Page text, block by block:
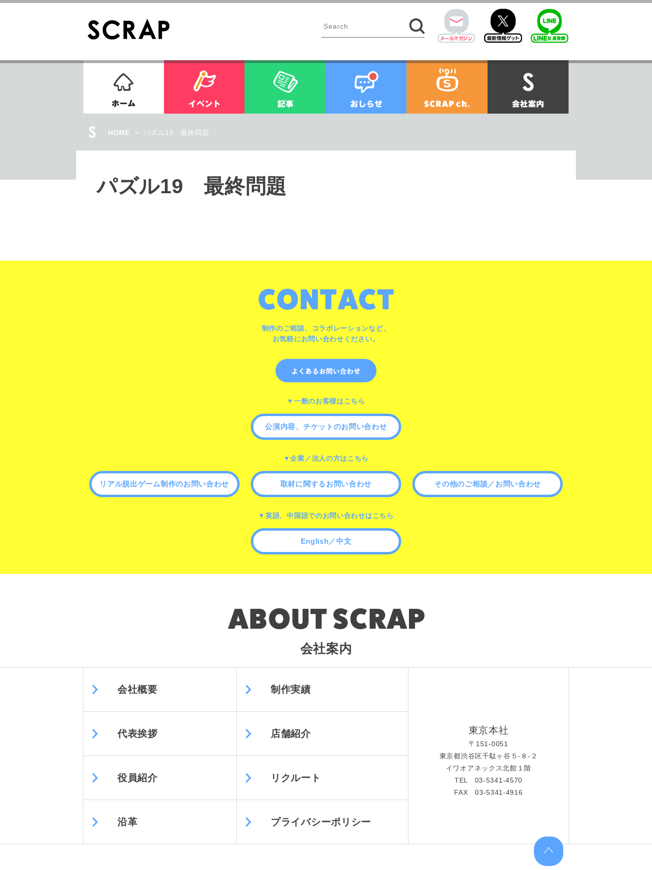
twitter
ホーム イベント 記事 お知らせ 会社案内
HOME > パズル19 最終問題
パズル19 最終問題
制作のご相談、コラボレーションなど、
お気軽にお問い合わせください。
▼一般のお客様はこちら
公演内容、チケットのお問い合わせ
▼企業／法人の方はこちら
リアル脱出ゲーム制作のお問い合わせ 取材に関するお問い合わせ その他のご相談／お問い合わせ
▼英語、中国語でのお問い合わせはこちら
English／中文
会社案内
会社概要 制作実績
代表挨拶 店舗紹介
役員紹介 リクルート
沿革 プライバシーポリシー
東京本社
〒151-0051
東京都渋谷区千駄ヶ谷５-８-２
イワオアネックス北館１階
TEL 03-5341-4570
FAX 03-5341-4916